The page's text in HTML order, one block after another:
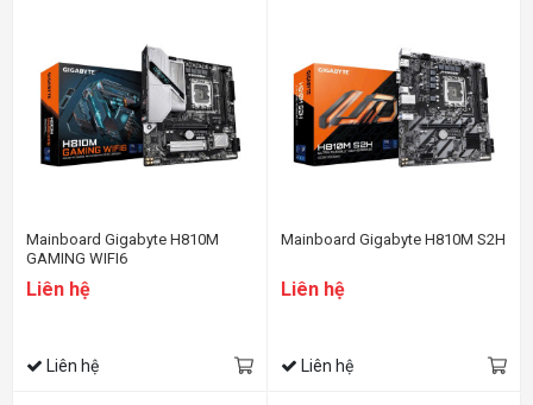
Mainboard Gigabyte H810M
GAMING WIFI6
Liên hệ
Liên hệ
Mainboard Gigabyte H810M S2H
Liên hệ
Liên hệ